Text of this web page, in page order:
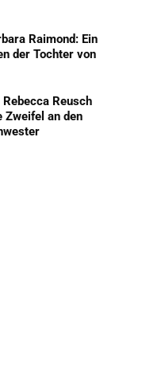
Raimond: Ein
der Tochter von
Reusch
Zweifel an den